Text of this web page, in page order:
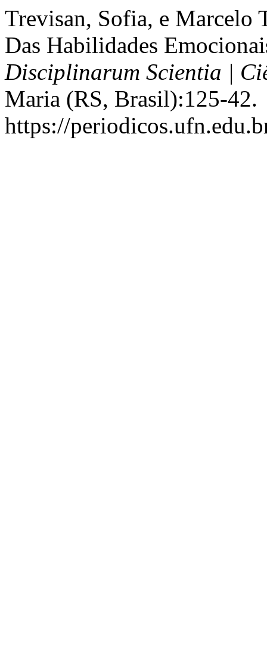
Trevisan, Sofia, e Marcelo
Das Habilidades
Disciplinarum Scientia |
Maria (RS, Brasil):125-42.
https://